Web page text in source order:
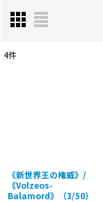
4件
《新世界王の権威》/
《Volzeos-
Balamord》（3/50）